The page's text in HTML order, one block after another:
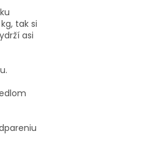
tak si
asi